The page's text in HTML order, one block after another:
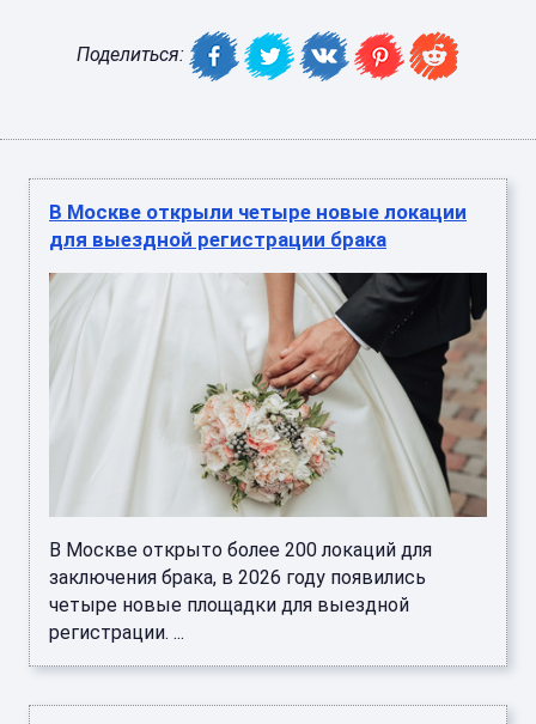
Поделиться:
В Москве открыли четыре новые локации
для выездной регистрации брака
В Москве открыто более 200 локаций для
заключения брака, в 2026 году появились
четыре новые площадки для выездной
регистрации. ...